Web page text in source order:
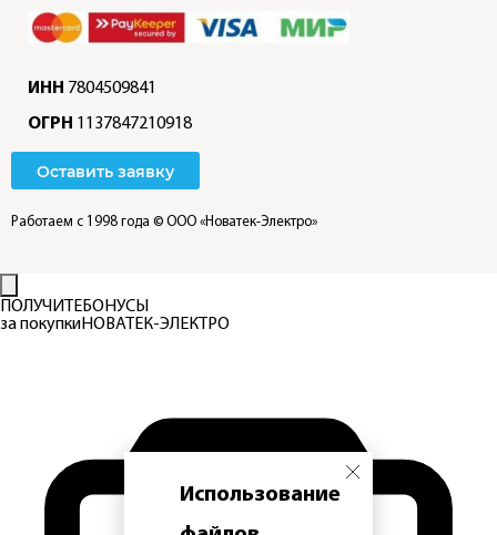
ИНН 7804509841
ОГРН 1137847210918
Оставить заявку
Работаем с 1998 года © ООО «Новатек-Электро»
Использование
ПОЛУЧИТЕБОНУСЫ
за покупкиНОВАТЕК-ЭЛЕКТРО